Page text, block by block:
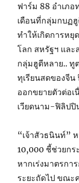
ฟาร์ม 88 อำเภอ
เดือนที่กลุ่มกบฏ
ทำให้เกิดการหยุ
โลก สหรัฐฯ แล
กลุ่มฮูตีหลาย.. ทู
ทุเรียนสดของจีน
ออกขยายตัวต่อ
เวียดนาม-ฟิลิปปิ
“เจ้าสัวธนินท์”
10,000 ชี้ช่วยกร
หากเร่งมาตรกา
ระยะถัดไป ขณะ